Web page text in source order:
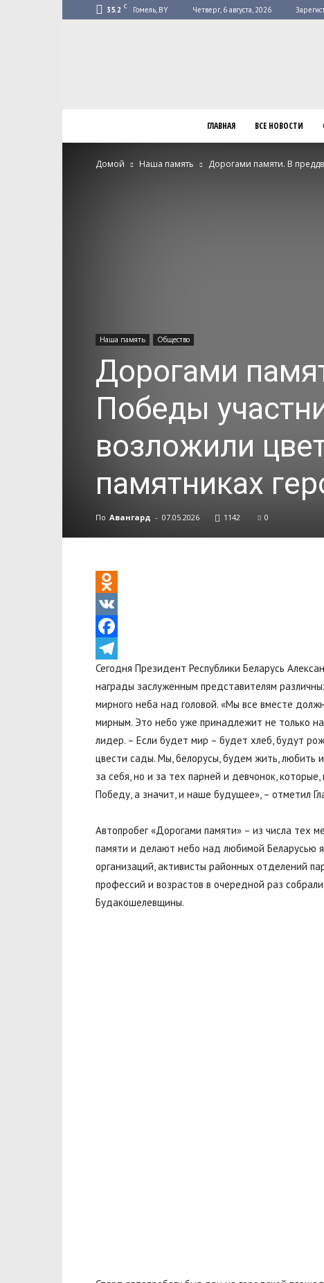
35.2 C Гомель, BY Четверг, 6 августа, 2026
ГЛАВНАЯ ВСЕ НОВОСТИ
Домой Наша память Дорогами памяти. В
Наша память Общество
Дорогами
Победы
возложили
памятниках
По Авангард - 07.05.2026 1142 0
Odnoklassniki
VK
Facebook
Telegram
Сегодня Президент Республики Беларусь
награды заслуженным представителям
мирного неба над головой. «Мы все вместе
мирным. Это небо уже принадлежит не только
лидер. – Если будет мир – будет хлеб, будут
цвести сады. Мы, белорусы, будем жить, любить
за себя, но и за тех парней и девчонок,
Победу, а значит, и наше будущее», – отметил
Автопробег «Дорогами памяти» – из числа тех
памяти и делают небо над любимой Беларусью
организаций, активисты районных отделений
профессий и возрастов в очередной раз
Будакошелевщины.